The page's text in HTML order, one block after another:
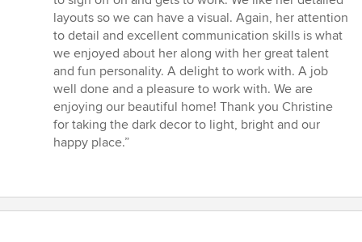
layouts so we can have a visual. Again, her attention
to detail and excellent communication skills is what
we enjoyed about her along with her great talent
and fun personality. A delight to work with. A job
well done and a pleasure to work with. We are
enjoying our beautiful home! Thank you Christine
for taking the dark decor to light, bright and our
happy place.”